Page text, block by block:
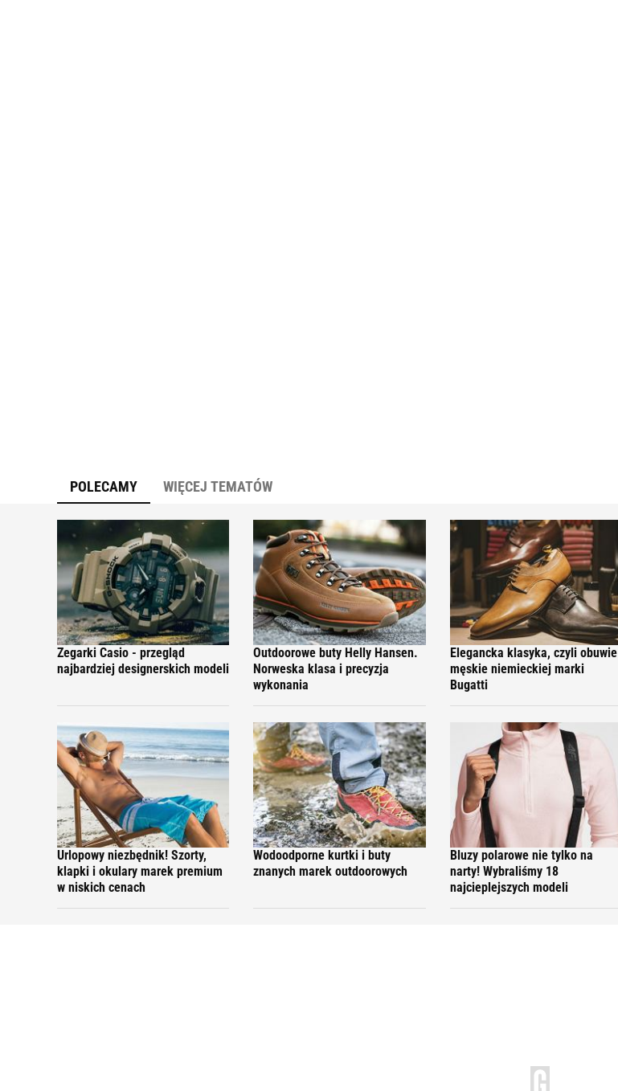
POLECAMY WIĘCEJ TEMATÓW
Zegarki Casio - przegląd
najbardziej designerskich modeli
Outdoorowe buty Helly Hansen.
Norweska klasa i precyzja
wykonania
Elegancka klasyka, czyli obuwie
męskie niemieckiej marki
Bugatti
Urlopowy niezbędnik! Szorty,
klapki i okulary marek premium
w niskich cenach
Wodoodporne kurtki i buty
znanych marek outdoorowych
Bluzy polarowe nie tylko na
narty! Wybraliśmy 18
najcieplejszych modeli